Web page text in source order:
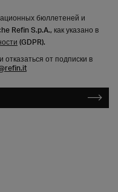
бюллетеней и
Refin S.p.A., как указано в
(GDPR).
от подписки в